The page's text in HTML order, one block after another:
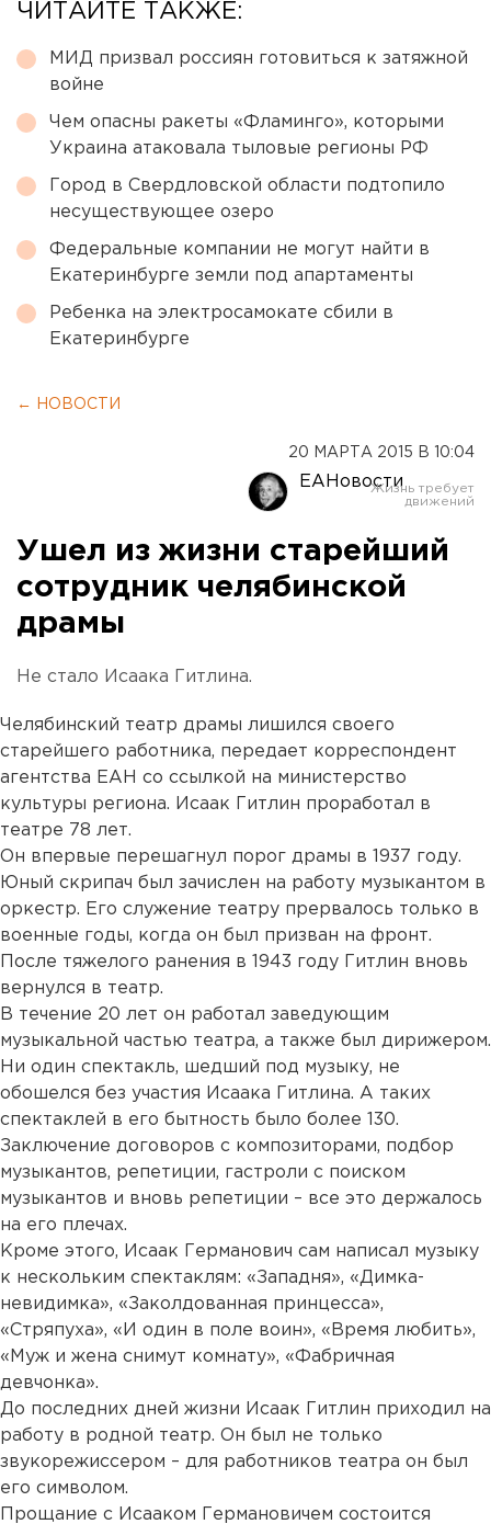
ЧИТАЙТЕ ТАКЖЕ:
МИД призвал россиян готовиться к затяжной
войне
Чем опасны ракеты «Фламинго», которыми
Украина атаковала тыловые регионы РФ
Город в Свердловской области подтопило
несуществующее озеро
Федеральные компании не могут найти в
Екатеринбурге земли под апартаменты
Ребенка на электросамокате сбили в
Екатеринбурге
← НОВОСТИ
20 МАРТА 2015 В 10:04
ЕАНовости
Ушел из жизни старейший
сотрудник челябинской
драмы
Не стало Исаака Гитлина.
Челябинский театр драмы лишился своего
старейшего работника, передает корреспондент
агентства ЕАН со ссылкой на министерство
культуры региона. Исаак Гитлин проработал в
театре 78 лет.
Он впервые перешагнул порог драмы в 1937 году.
Юный скрипач был зачислен на работу музыкантом в
оркестр. Его служение театру прервалось только в
военные годы, когда он был призван на фронт.
После тяжелого ранения в 1943 году Гитлин вновь
вернулся в театр.
В течение 20 лет он работал заведующим
музыкальной частью театра, а также был дирижером.
Ни один спектакль, шедший под музыку, не
обошелся без участия Исаака Гитлина. А таких
спектаклей в его бытность было более 130.
Заключение договоров с композиторами, подбор
музыкантов, репетиции, гастроли с поиском
музыкантов и вновь репетиции – все это держалось
на его плечах.
Кроме этого, Исаак Германович сам написал музыку
к нескольким спектаклям: «Западня», «Димка-
невидимка», «Заколдованная принцесса»,
«Стряпуха», «И один в поле воин», «Время любить»,
«Муж и жена снимут комнату», «Фабричная
девчонка».
До последних дней жизни Исаак Гитлин приходил на
работу в родной театр. Он был не только
звукорежиссером – для работников театра он был
его символом.
Прощание с Исааком Германовичем состоится